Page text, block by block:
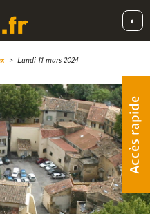
◐
Accès rapide
> Lundi 11 mars 2024